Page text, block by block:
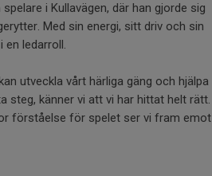
i Kullavägen, där han gjorde sig
Med sin energi, sitt driv och sin
ledarroll.
utveckla vårt härliga gäng och hjälpa
steg, känner vi att vi har hittat helt rätt.
förståelse för spelet ser vi fram emot